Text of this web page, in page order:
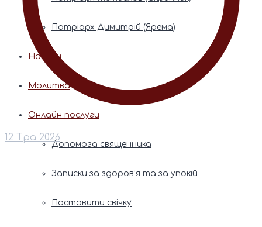
Патріарх Димитрій (Ярема)
Новини
Молитва
Онлайн послуги
Допомога священника
Записки за здоров’я та за упокій
Поставити свічку
12 Тра 2026